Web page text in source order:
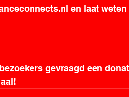
en laat
gevraagd een